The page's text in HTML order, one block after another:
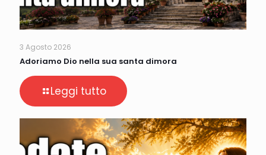
3 Agosto 2026
Adoriamo Dio nella sua santa dimora
Leggi tutto